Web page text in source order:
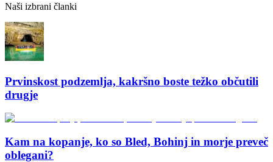
Naši izbrani članki
Prvinskost podzemlja, kakršno boste težko občutili
drugje
Kam na kopanje, ko so Bled, Bohinj in morje preveč
oblegani?